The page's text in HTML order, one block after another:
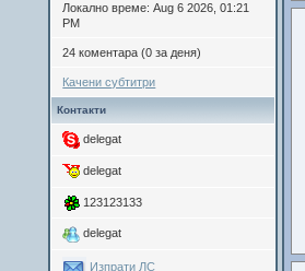
Локално време: Aug 6 2026, 01:21
PM
24 коментара (0 за деня)
Качени субтитри
Контакти
delegat
delegat
123123133
delegat
Изпрати ЛС